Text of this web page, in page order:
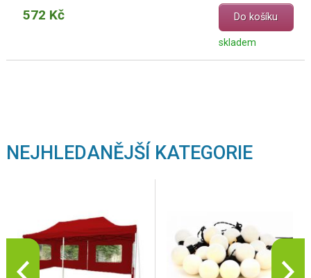
572 Kč Do košíku
skladem
NEJHLEDANĚJŠÍ KATEGORIE